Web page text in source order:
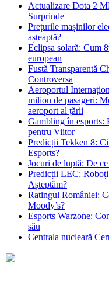
Actualizare Dota 2
Surprinde
Prețurile mașinilor
așteaptă?
Eclipsa solară: Cum
european
Fustă Transparentă
Controversa
Aeroportul
milion de pasageri:
aeroport al țării
Gambling în esports:
pentru Viitor
Predicții Tekken 8:
Esports?
Jocuri de luptă: De
Predicții LEC: Roboți
Așteptăm?
Ratingul României:
Moody’s?
Esports Warzone:
său
Centrala nucleară